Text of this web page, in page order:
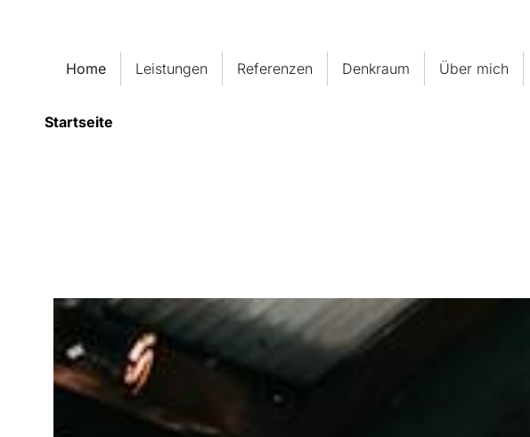
Home Leistungen Referenzen Denkraum Über mich
Startseite